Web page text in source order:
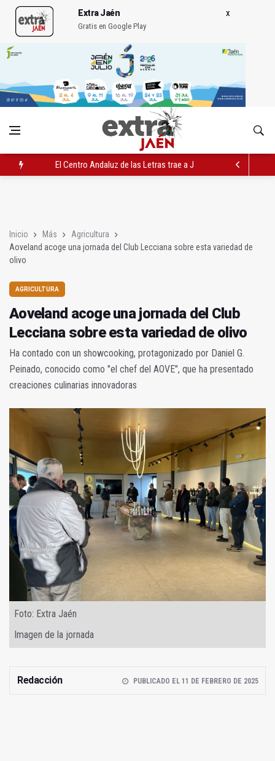
Extra Jaén
Gratis en Google Play
El Centro Andaluz de las Letras trae a Jaén al filósofo Omar
Inicio Más
Agricultura
Aoveland acoge una jornada del Club Lecciana sobre esta variedad de
olivo
AGRICULTURA
Aoveland acoge una jornada del Club
Lecciana sobre esta variedad de olivo
Ha contado con un showcooking, protagonizado por Daniel G.
Peinado, conocido como "el chef del AOVE", que ha presentado
creaciones culinarias innovadoras
Foto: Extra Jaén
Imagen de la jornada
Redacción PUBLICADO EL 11 DE FEBRERO DE 2025